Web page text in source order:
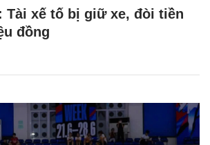
Tài xế tố bị giữ xe, đòi tiền
đồng